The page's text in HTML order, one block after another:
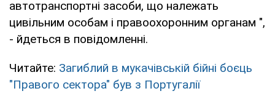
автотранспортні засоби, що належать
цивільним особам і правоохоронним органам ",
- йдеться в повідомленні.
Читайте: Загиблий в мукачівській бійні боєць
"Правого сектора" був з Португалії